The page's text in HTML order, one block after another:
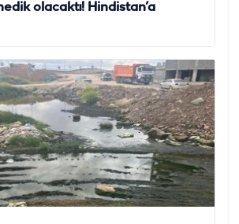
olacaktı! Hindistan’a